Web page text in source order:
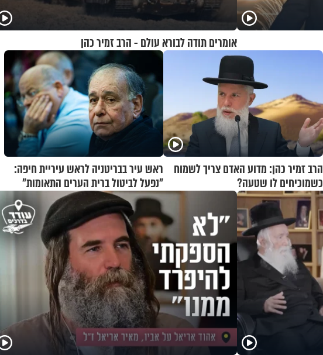
אומרים תודה לבורא עולם - הרב זמיר כהן
הרב זמיר כהן: מדוע האדם צריך לשמוח
כשמוכיחים לו שטעה?
ראש עיר בבריטניה לראש עיריית חיפה:
״נפעל לביטול ברית הערים התאומות״